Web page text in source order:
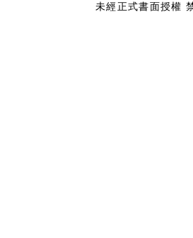
未經正式書面授權